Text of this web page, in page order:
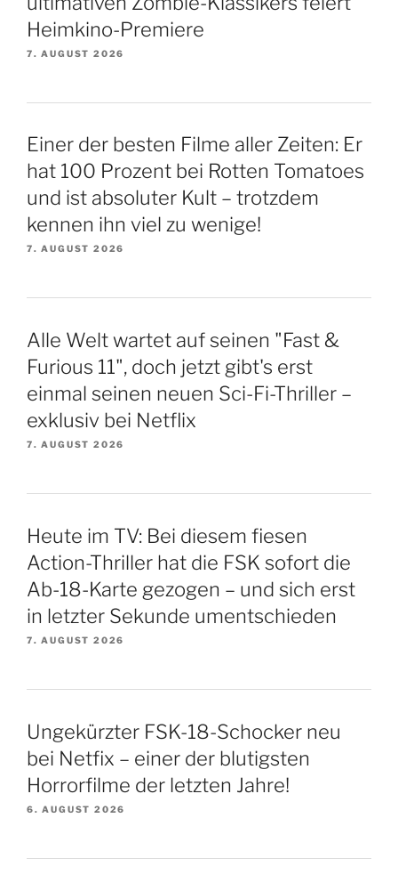
Heimkino-Premiere
7. AUGUST 2026
Einer der besten Filme aller Zeiten: Er
hat 100 Prozent bei Rotten Tomatoes
und ist absoluter Kult – trotzdem
kennen ihn viel zu wenige!
7. AUGUST 2026
Alle Welt wartet auf seinen "Fast &
Furious 11", doch jetzt gibt's erst
einmal seinen neuen Sci-Fi-Thriller –
exklusiv bei Netflix
7. AUGUST 2026
Heute im TV: Bei diesem fiesen
Action-Thriller hat die FSK sofort die
Ab-18-Karte gezogen – und sich erst
in letzter Sekunde umentschieden
7. AUGUST 2026
Ungekürzter FSK-18-Schocker neu
bei Netfix – einer der blutigsten
Horrorfilme der letzten Jahre!
6. AUGUST 2026